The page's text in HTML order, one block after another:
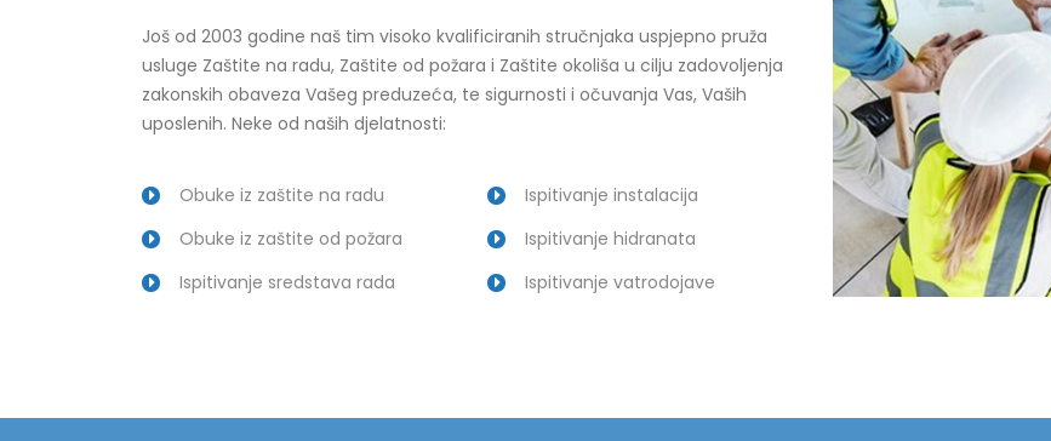
Još od 2003 godine naš tim visoko kvalificiranih stručnjaka uspjepno pruža
usluge Zaštite na radu, Zaštite od požara i Zaštite okoliša u cilju zadovoljenja
zakonskih obaveza Vašeg preduzeća, te sigurnosti i očuvanja Vas, Vaših
uposlenih. Neke od naših djelatnosti:
Obuke iz zaštite na radu
Obuke iz zaštite od požara
Ispitivanje sredstava rada
Ispitivanje instalacija
Ispitivanje hidranata
Ispitivanje vatrodojave